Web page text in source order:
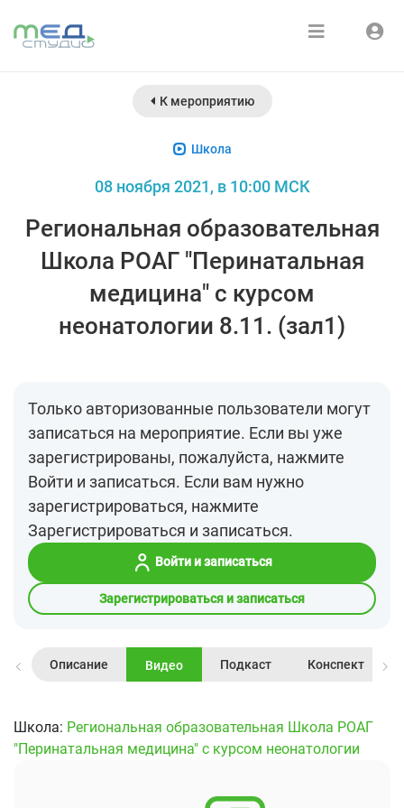
Курсы
Медиатека
Зарегистрироваться
К мероприятию
Школа
08 ноября 2021, в 10:00 МСК
Региональная образовательная
Школа РОАГ "Перинатальная
медицина" с курсом
неонатологии 8.11. (зал1)
Только авторизованные пользователи могут
записаться на мероприятие. Если вы уже
зарегистрированы, пожалуйста, нажмите
Войти и записаться. Если вам нужно
зарегистрироваться, нажмите
Зарегистрироваться и записаться.
Войти и записаться
Зарегистрироваться и записаться
Описание Видео Подкаст Конспект
Школа: Региональная образовательная Школа РОАГ
"Перинатальная медицина" с курсом неонатологии